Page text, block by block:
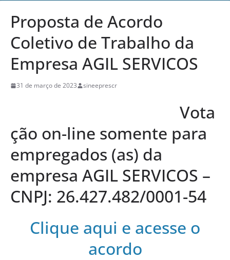
Proposta de Acordo
Coletivo de Trabalho da
Empresa AGIL SERVICOS
31 de março de 2023 sineeprescr
Vota
ção on-line somente para
empregados (as) da
empresa AGIL SERVICOS –
CNPJ: 26.427.482/0001-54
Clique aqui e acesse o
acordo